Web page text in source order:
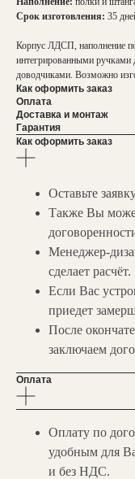
Срок изготовления: 35
Корпус ЛДСП, наполнение
интегрированными ручками
доводчиками. Возможно
Как оформить заказ
Оплата
Доставка и монтаж
Гарантия
Как оформить заказ
Оставьте
Также Вы
Менеджер-
сделает расчёт.
Если Вас
приедет
После
заключаем
Оплата
Оплату по
удобным для
и без НДС.